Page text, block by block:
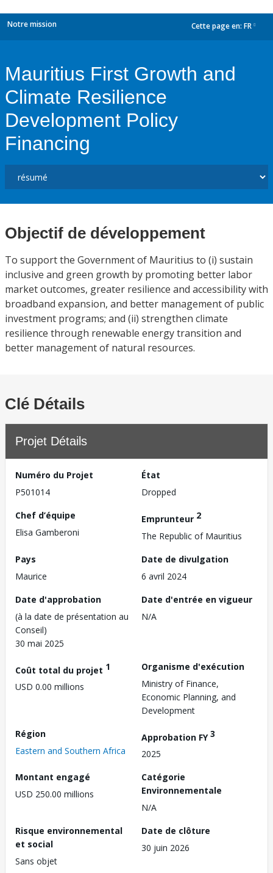
Notre mission Cette page en: FR
Mauritius First Growth and
Climate Resilience
Development Policy
Financing
Objectif de développement
To support the Government of Mauritius to (i) sustain
inclusive and green growth by promoting better labor
market outcomes, greater resilience and accessibility with
broadband expansion, and better management of public
investment programs; and (ii) strengthen climate
resilience through renewable energy transition and
better management of natural resources.
Clé Détails
Projet Détails
Numéro du Projet
P501014
État
Dropped
Chef d’équipe
Elisa Gamberoni
Emprunteur 2
The Republic of Mauritius
Pays
Maurice
Date de divulgation
6 avril 2024
Date d'approbation
(à la date de présentation au
Conseil)
30 mai 2025
Date d'entrée en vigueur
N/A
Coût total du projet 1
USD 0.00 millions
Organisme d'exécution
Ministry of Finance,
Economic Planning, and
Development
Région
Eastern and Southern Africa
Approbation FY3
2025
Montant engagé
USD 250.00 millions
Catégorie
Environnementale
N/A
Risque environnemental
et social
Sans objet
Date de clôture
30 juin 2026